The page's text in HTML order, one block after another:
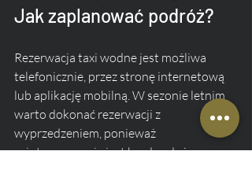
Jak zaplanować podróż?
Rezerwacja taxi wodne jest możliwa
telefonicznie, przez stronę internetową
lub aplikację mobilną. W sezonie letnim
warto dokonać rezerwacji z
wyprzedzeniem, ponieważ
zainteresowanie jest bardzo duże.